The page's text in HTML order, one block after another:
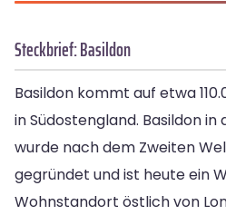
Steckbrief: Basildon
Basildon kommt auf etwa
in Südostengland. Basildon
wurde nach dem Zweiten
gegründet und ist heute ein
Wohnstandort östlich von